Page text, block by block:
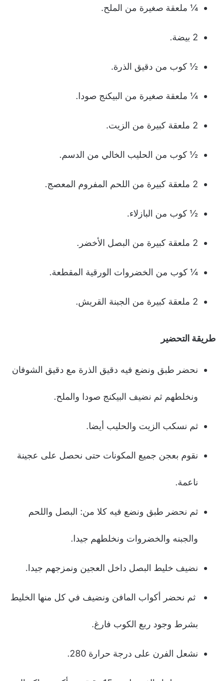
¼ ملعقة صغيرة من الملح.
2 بيضة.
½ كوب من دقيق الذرة.
¼ ملعقة صغيرة من البيكنج صودا.
2 ملعقة كبيرة من الزيت.
½ كوب من الحليب الخالي من الدسم.
2 ملعقة كبيرة من اللحم المفروم المعصج.
½ كوب من البازلاء.
2 ملعقة كبيرة من البصل الأخضر.
¼ كوب من الخضروات الورقية المقطعة.
2 ملعقة كبيرة من الجبنة القريش.
طريقة التحضير
نحضر طبق ونضع فيه دقيق الذرة مع دقيق الشوفان
ونخلطهم ثم نضيف البيكنج صودا والملح.
ثم نسكب الزيت والحليب أيضا.
نقوم بعجن جميع المكونات حتى نحصل على عجينة
ناعمة.
ثم نحضر طبق ونضع فيه كلا من: البصل واللحم
والجبنه والخضروات ونخلطهم جيدا.
نضيف خليط البصل داخل العجين ونمزجهم جيدا.
ثم نحضر أكواب المافن ونضيف في كل منها الخليط
بشرط وجود ربع الكوب فارغ.
نشعل الفرن على درجة حرارة 280.